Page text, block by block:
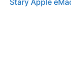
Starý Apple